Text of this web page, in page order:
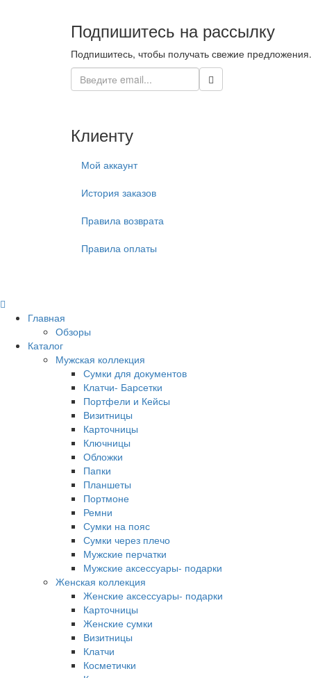
Подпишитесь на рассылку
Подпишитесь, чтобы получать свежие предложения.
Клиенту
Мой аккаунт
История заказов
Правила возврата
Правила оплаты
Главная
Обзоры
Каталог
Мужская коллекция
Сумки для документов
Клатчи- Барсетки
Портфели и Кейсы
Визитницы
Карточницы
Ключницы
Обложки
Папки
Планшеты
Портмоне
Ремни
Сумки на пояс
Сумки через плечо
Мужские перчатки
Мужские аксессуары- подарки
Женская коллекция
Женские аксессуары- подарки
Карточницы
Женские сумки
Визитницы
Клатчи
Косметички